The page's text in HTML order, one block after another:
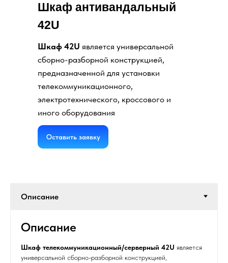
Шкаф антивандальный
42U
Оставить заявку
Шкаф 42U является универсальной
сборно-разборной конструкцией,
предназначенной для установки
телекоммуникационного,
электротехнического, кроссового и
иного оборудования
Описание
Шкаф телекоммуникационный/серверный 42U является
универсальной сборно-разборной конструкцией,